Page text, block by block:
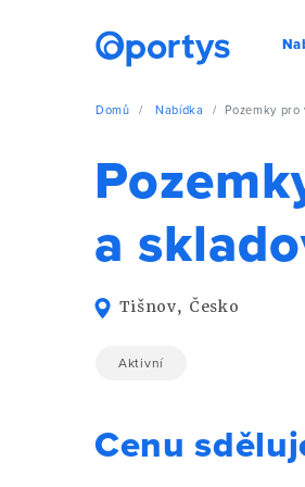
Domů Nabídka Pozemky pro
a
Tišnov, Česko
Aktivní
Cenu